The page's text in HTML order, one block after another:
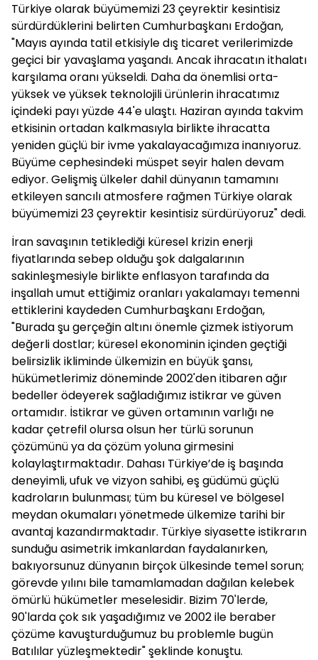
Türkiye olarak büyümemizi 23 çeyrektir kesintisiz
sürdürdüklerini belirten Cumhurbaşkanı Erdoğan,
"Mayıs ayında tatil etkisiyle dış ticaret verilerimizde
geçici bir yavaşlama yaşandı. Ancak ihracatın ithalatı
karşılama oranı yükseldi. Daha da önemlisi orta-
yüksek ve yüksek teknolojili ürünlerin ihracatımız
içindeki payı yüzde 44'e ulaştı. Haziran ayında takvim
etkisinin ortadan kalkmasıyla birlikte ihracatta
yeniden güçlü bir ivme yakalayacağımıza inanıyoruz.
Büyüme cephesindeki müspet seyir halen devam
ediyor. Gelişmiş ülkeler dahil dünyanın tamamını
etkileyen sancılı atmosfere rağmen Türkiye olarak
büyümemizi 23 çeyrektir kesintisiz sürdürüyoruz" dedi.
İran savaşının tetiklediği küresel krizin enerji
fiyatlarında sebep olduğu şok dalgalarının
sakinleşmesiyle birlikte enflasyon tarafında da
inşallah umut ettiğimiz oranları yakalamayı temenni
ettiklerini kaydeden Cumhurbaşkanı Erdoğan,
"Burada şu gerçeğin altını önemle çizmek istiyorum
değerli dostlar; küresel ekonominin içinden geçtiği
belirsizlik ikliminde ülkemizin en büyük şansı,
hükümetlerimiz döneminde 2002'den itibaren ağır
bedeller ödeyerek sağladığımız istikrar ve güven
ortamıdır. İstikrar ve güven ortamının varlığı ne
kadar çetrefil olursa olsun her türlü sorunun
çözümünü ya da çözüm yoluna girmesini
kolaylaştırmaktadır. Dahası Türkiye’de iş başında
deneyimli, ufuk ve vizyon sahibi, eş güdümü güçlü
kadroların bulunması; tüm bu küresel ve bölgesel
meydan okumaları yönetmede ülkemize tarihi bir
avantaj kazandırmaktadır. Türkiye siyasette istikrarın
sunduğu asimetrik imkanlardan faydalanırken,
bakıyorsunuz dünyanın birçok ülkesinde temel sorun;
görevde yılını bile tamamlamadan dağılan kelebek
ömürlü hükümetler meselesidir. Bizim 70'lerde,
90'larda çok sık yaşadığımız ve 2002 ile beraber
çözüme kavuşturduğumuz bu problemle bugün
Batılılar yüzleşmektedir" şeklinde konuştu.